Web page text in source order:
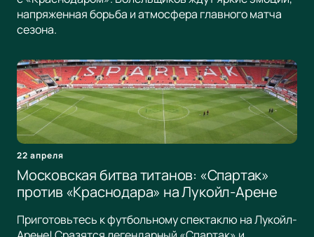
напряженная борьба и атмосфера главного матча
сезона.
22 апреля
Московская битва титанов: «Спартак»
против «Краснодара» на Лукойл-Арене
Приготовьтесь к футбольному спектаклю на Лукойл-